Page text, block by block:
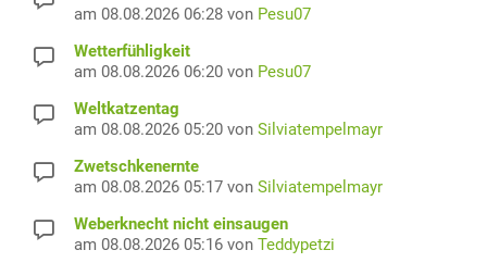
am 08.08.2026 06:28 von Pesu07
Wetterfühligkeit
am 08.08.2026 06:20 von Pesu07
Weltkatzentag
am 08.08.2026 05:20 von Silviatempelmayr
Zwetschkenernte
am 08.08.2026 05:17 von Silviatempelmayr
Weberknecht nicht einsaugen
am 08.08.2026 05:16 von Teddypetzi